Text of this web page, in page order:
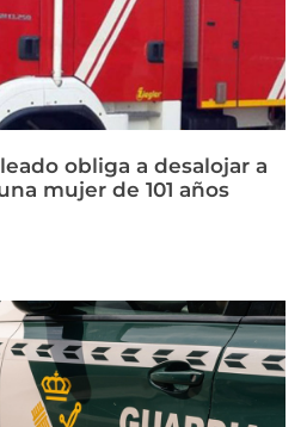
obliga a desalojar a
mujer de 101 años